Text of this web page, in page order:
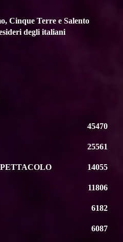
Cinque Terre e Salento
degli italiani
45470
25561
14055
11806
6182
6087